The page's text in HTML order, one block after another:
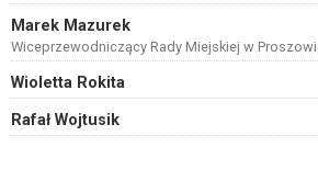
Marek Mazurek
Wiceprzewodniczący Rady Miejskiej w
Wioletta Rokita
Rafał Wojtusik